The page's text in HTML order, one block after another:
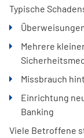
Typische
Mehrere
Missbrauch
Einrichtung
Banking
Viele Betroffene